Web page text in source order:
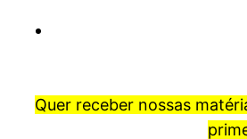
Quer receber nossas